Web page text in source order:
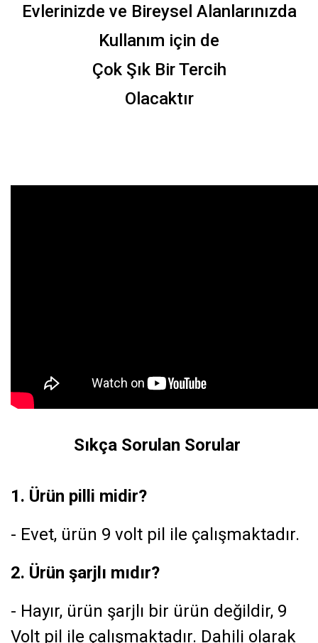
Evlerinizde ve Bireysel Alanlarınızda
Kullanım için de
Çok Şık Bir Tercih
Olacaktır
Sıkça Sorulan Sorular
1. Ürün pilli midir?
- Evet, ürün 9 volt pil ile çalışmaktadır.
2. Ürün şarjlı mıdır?
- Hayır, ürün şarjlı bir ürün değildir, 9
Volt pil ile çalışmaktadır. Dahili olarak